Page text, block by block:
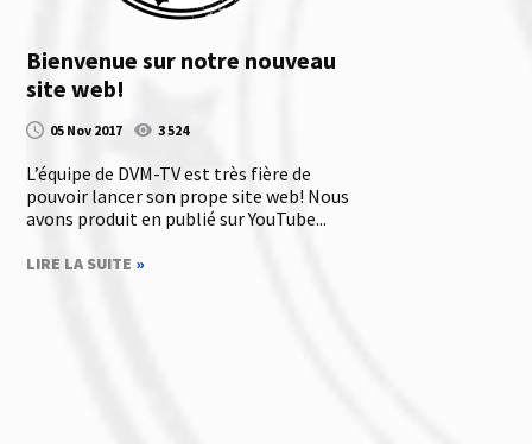
Bienvenue sur notre nouveau
site web!
05 Nov 2017 3 524
L’équipe de DVM-TV est très fière de
pouvoir lancer son prope site web! Nous
avons produit en publié sur YouTube...
LIRE LA SUITE »